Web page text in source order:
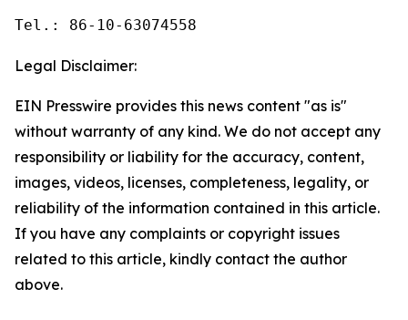
Tel.: 86-10-63074558
Legal Disclaimer:
EIN Presswire provides this news content "as is"
without warranty of any kind. We do not accept any
responsibility or liability for the accuracy, content,
images, videos, licenses, completeness, legality, or
reliability of the information contained in this article.
If you have any complaints or copyright issues
related to this article, kindly contact the author
above.